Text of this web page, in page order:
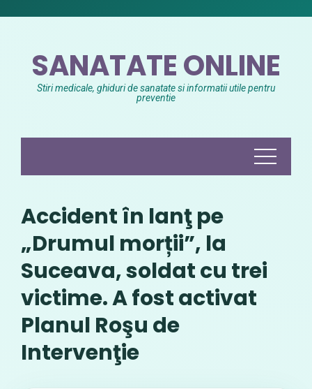
SANATATE ONLINE
Stiri medicale, ghiduri de sanatate si informatii utile pentru
preventie
Accident în lanţ pe
„Drumul morții”, la
Suceava, soldat cu trei
victime. A fost activat
Planul Roşu de
Intervenţie